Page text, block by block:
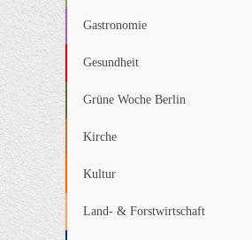
Gastronomie
Gesundheit
Grüne Woche Berlin
Kirche
Kultur
Land- & Forstwirtschaft